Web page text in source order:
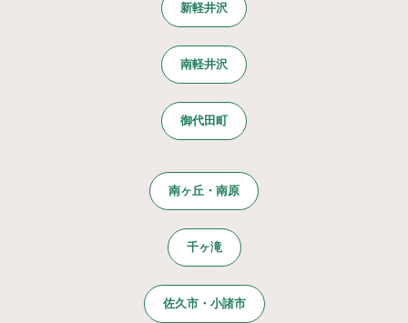
新軽井沢
南軽井沢
御代田町
南ヶ丘・南原
千ヶ滝
佐久市・小諸市